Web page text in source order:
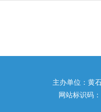
主办单位：黄
网站标识码